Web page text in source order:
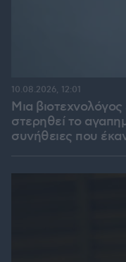
Μια
στερηθεί το
συνήθειες που
10.08.2026, 12:01